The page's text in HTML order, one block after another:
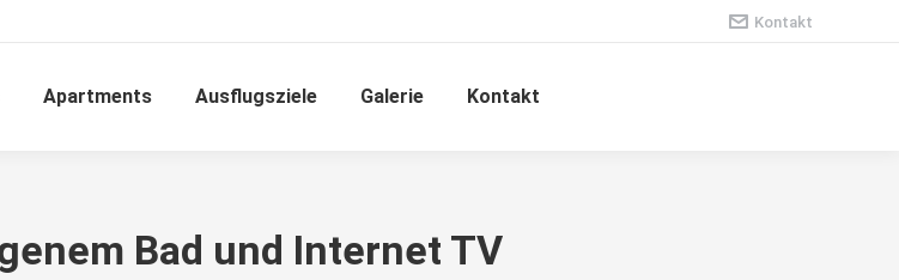
Kontakt
Apartments Ausflugsziele Galerie Kontakt
Bad und Internet TV